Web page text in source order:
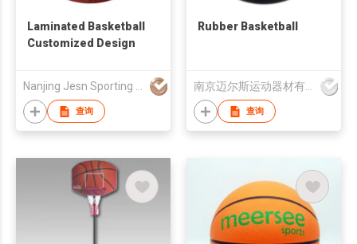
Laminated Basketball
Customized Design
Nanjing Jesn Sporting Goods Co., Ltd
查询
Rubber Basketball
南京迈尔斯运动器材有限公司
查询